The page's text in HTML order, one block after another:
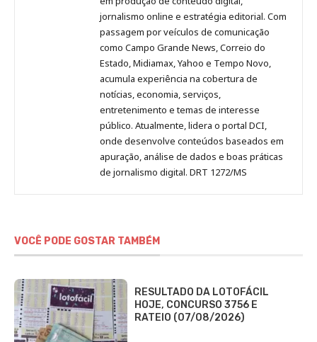
Pinterest
LinkedInInstagram
FacebookMalagolini
jornalismo online e estratégia editorial. Com
passagem por veículos de comunicação
como Campo Grande News, Correio do
Estado, Midiamax, Yahoo e Tempo Novo,
acumula experiência na cobertura de
notícias, economia, serviços,
entretenimento e temas de interesse
público. Atualmente, lidera o portal DCI,
onde desenvolve conteúdos baseados em
apuração, análise de dados e boas práticas
de jornalismo digital. DRT 1272/MS
VOCÊ PODE GOSTAR TAMBÉM
RESULTADO DA LOTOFÁCIL
HOJE, CONCURSO 3756 E
RATEIO (07/08/2026)